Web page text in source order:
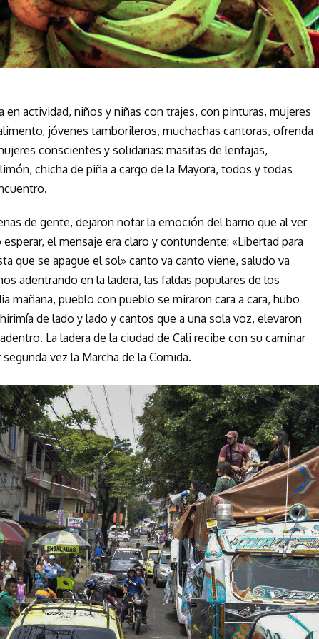
en actividad, niños y niñas con trajes, con pinturas, mujeres
jóvenes tamborileros, muchachas cantoras, ofrenda
conscientes y solidarias: masitas de lentajas,
chicha de piña a cargo de la Mayora, todos y todas
de gente, dejaron notar la emoción del barrio que al ver
el mensaje era claro y contundente: «Libertad para
que se apague el sol» canto va canto viene, saludo va
adentrando en la ladera, las faldas populares de los
mañana, pueblo con pueblo se miraron cara a cara, hubo
de lado y lado y cantos que a una sola voz, elevaron
La ladera de la ciudad de Cali recibe con su caminar
vez la Marcha de la Comida.